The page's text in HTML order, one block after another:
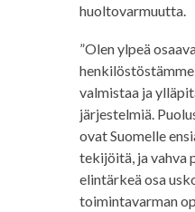
huoltovarmuutta.
”Olen ylpeä
valmistaa ja
järjestelmiä.
ovat Suomelle
tekijöitä, ja vahva
elintärkeä osa
toimintavarman